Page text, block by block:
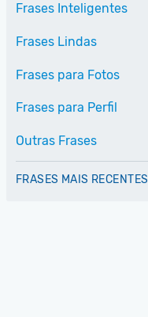
Frases Inteligentes
Frases Lindas
Frases para Fotos
Frases para Perfil
Outras Frases
FRASES MAIS RECENTES